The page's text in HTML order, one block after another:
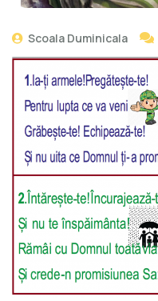
Scoala Duminicala